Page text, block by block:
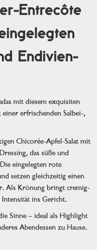
Entrecôte
Endivien-
mit diesem exquisiten
erfrischenden Salbei-,
Chicorée-Apfel-Salat mit
das süße und
eingelegten rote
setzen gleichzeitig einen
Als Krönung bringt cremig-
ins Gericht.
Sinne – ideal als Highlight
Abendessen zu Hause.